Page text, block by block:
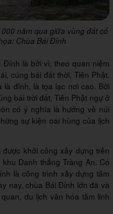
năm qua giữa vùng đất cố
Chùa Bái Đính
là bởi vì, theo quan niệm
cúng bái đất thời, Tiên Phật.
đỉnh, là tọa lạc nơi cao. Bởi
bái trời đất, Tiên Phật ngự ở
có ý nghĩa là hướng về núi
sự kiện oai hùng của lịch
khởi công xây dựng trên
Danh thắng Tràng An. Có
là công trình xây dựng tâm
nay, chùa Bái Đính lớn đã và
du lịch văn hóa tâm linh